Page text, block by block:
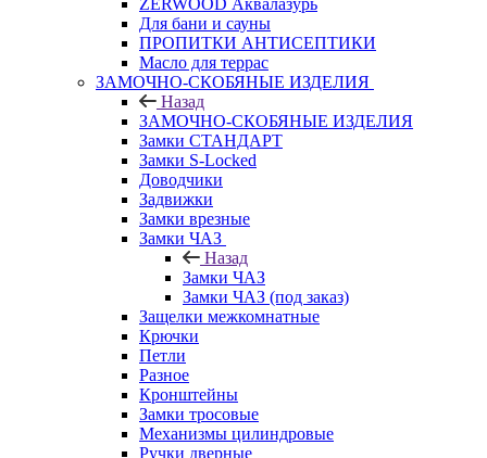
ZERWOOD Аквалазурь
Для бани и сауны
ПРОПИТКИ АНТИСЕПТИКИ
Масло для террас
ЗАМОЧНО-СКОБЯНЫЕ ИЗДЕЛИЯ
Назад
ЗАМОЧНО-СКОБЯНЫЕ ИЗДЕЛИЯ
Замки СТАНДАРТ
Замки S-Locked
Доводчики
Задвижки
Замки врезные
Замки ЧАЗ
Назад
Замки ЧАЗ
Замки ЧАЗ (под заказ)
Защелки межкомнатные
Крючки
Петли
Разное
Кронштейны
Замки тросовые
Механизмы цилиндровые
Ручки дверные